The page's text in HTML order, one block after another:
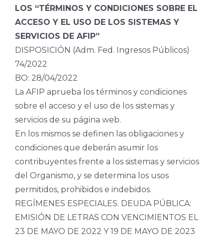
LOS “TÉRMINOS Y CONDICIONES SOBRE EL
ACCESO Y EL USO DE LOS SISTEMAS Y
SERVICIOS DE AFIP”
DISPOSICIÓN (Adm. Fed. Ingresos Públicos)
74/2022
BO: 28/04/2022
La AFIP aprueba los términos y condiciones
sobre el acceso y el uso de los sistemas y
servicios de su página web.
En los mismos se definen las obligaciones y
condiciones que deberán asumir los
contribuyentes frente a los sistemas y servicios
del Organismo, y se determina los usos
permitidos, prohibidos e indebidos.
REGÍMENES ESPECIALES. DEUDA PÚBLICA:
EMISIÓN DE LETRAS CON VENCIMIENTOS EL
23 DE MAYO DE 2022 Y 19 DE MAYO DE 2023